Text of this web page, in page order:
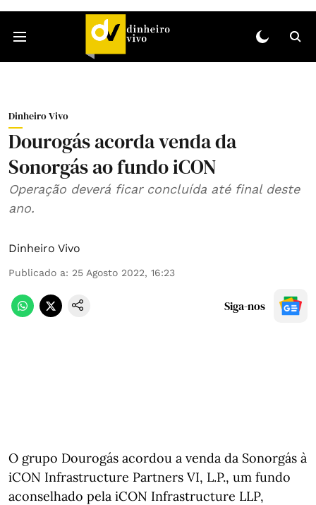
Dinheiro Vivo
Dourogás acorda venda da
Sonorgás ao fundo iCON
Operação deverá ficar concluída até final deste
ano.
Dinheiro Vivo
Publicado a: 25 Agosto 2022, 16:23
Siga-nos
O grupo Dourogás acordou a venda da Sonorgás à
iCON Infrastructure Partners VI, L.P., um fundo
aconselhado pela iCON Infrastructure LLP,